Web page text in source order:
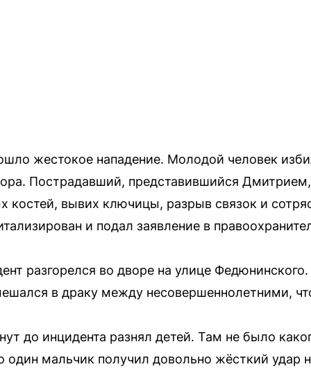
жестокое нападение. Молодой человек
Пострадавший, представившийся
вывих ключицы, разрыв связок и
и подал заявление в
разгорелся во дворе на улице
в драку между несовершеннолетними,
до инцидента разнял детей. Там не было
один мальчик получил довольно жёсткий удар